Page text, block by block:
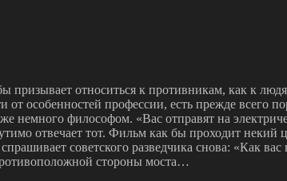
призывает относиться к противникам, как к
особенностей профессии, есть прежде всего
немного философом. «Вас отправят на
отвечает тот. Фильм как бы проходит некий
советского разведчика снова: «Как
стороны моста…